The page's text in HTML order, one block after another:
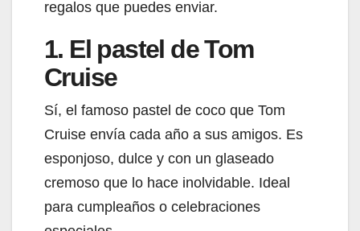
regalos que puedes enviar.
1. El pastel de Tom
Cruise
Sí, el famoso pastel de coco que Tom
Cruise envía cada año a sus amigos. Es
esponjoso, dulce y con un glaseado
cremoso que lo hace inolvidable. Ideal
para cumpleaños o celebraciones